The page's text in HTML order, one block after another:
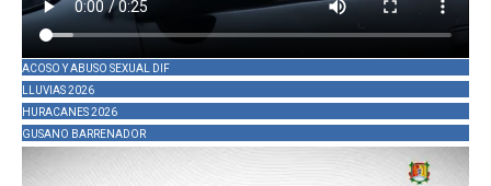
ACOSO Y ABUSO SEXUAL DIF
LLUVIAS 2026
HURACANES 2026
GUSANO BARRENADOR